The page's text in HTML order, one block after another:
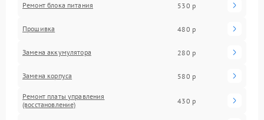
Ремонт блока питания 530 р
Прошивка 480 р
Замена аккумулятора 280 р
Замена корпуса 580 р
Ремонт платы управления
(восстановление)
430 р